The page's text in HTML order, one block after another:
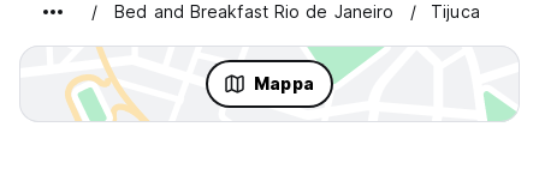
Bed and Breakfast Rio de Janeiro Tijuca
Mappa